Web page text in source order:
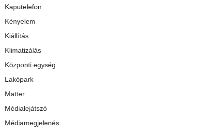
Kaputelefon
Kényelem
Kiállítás
Klimatizálás
Központi egység
Lakópark
Matter
Médialejátszó
Médiamegjelenés